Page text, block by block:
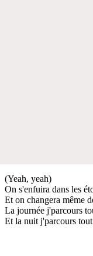
(Yeah, yeah)
On s'enfuira dans les
Et on changera même
La journée j'parcours
Et la nuit j'parcours